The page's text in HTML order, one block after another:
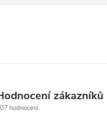
zákazníků
hodnocení